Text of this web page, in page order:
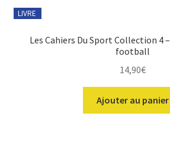
LIVRE
Les Cahiers Du Sport Collection 4
football
14,90€
Ajouter au panier